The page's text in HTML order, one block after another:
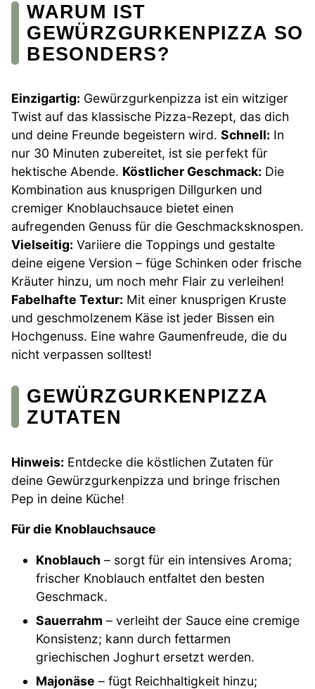
WARUM IST
GEWÜRZGURKENPIZZA SO
BESONDERS?
Einzigartig: Gewürzgurkenpizza ist ein witziger
Twist auf das klassische Pizza-Rezept, das dich
und deine Freunde begeistern wird. Schnell: In
nur 30 Minuten zubereitet, ist sie perfekt für
hektische Abende. Köstlicher Geschmack: Die
Kombination aus knusprigen Dillgurken und
cremiger Knoblauchsauce bietet einen
aufregenden Genuss für die Geschmacksknospen.
Vielseitig: Variiere die Toppings und gestalte
deine eigene Version – füge Schinken oder frische
Kräuter hinzu, um noch mehr Flair zu verleihen!
Fabelhafte Textur: Mit einer knusprigen Kruste
und geschmolzenem Käse ist jeder Bissen ein
Hochgenuss. Eine wahre Gaumenfreude, die du
nicht verpassen solltest!
GEWÜRZGURKENPIZZA
ZUTATEN
Hinweis: Entdecke die köstlichen Zutaten für
deine Gewürzgurkenpizza und bringe frischen
Pep in deine Küche!
Für die Knoblauchsauce
Knoblauch – sorgt für ein intensives Aroma;
frischer Knoblauch entfaltet den besten
Geschmack.
Sauerrahm – verleiht der Sauce eine cremige
Konsistenz; kann durch fettarmen
griechischen Joghurt ersetzt werden.
Majonäse – fügt Reichhaltigkeit hinzu;